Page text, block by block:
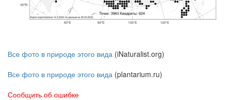
Все фото в природе этого вида (iNaturalist.org)
Все фото в природе этого вида (plantarium.ru)
Сообщить об ошибке